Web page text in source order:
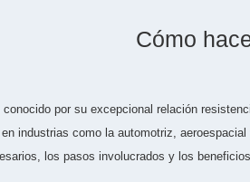
Cómo
conocido por su excepcional relación
industrias como la automotriz,
los pasos involucrados y los